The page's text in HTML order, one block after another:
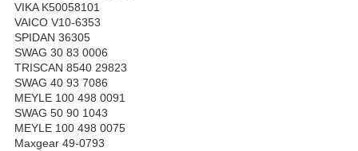
VIKA K50058101
VAICO V10-6353
SPIDAN 36305
SWAG 30 83 0006
TRISCAN 8540 29823
SWAG 40 93 7086
MEYLE 100 498 0091
SWAG 50 90 1043
MEYLE 100 498 0075
Maxgear 49-0793